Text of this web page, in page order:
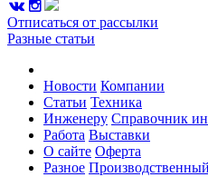
Отписаться от рассылки
Разные статьи
Новости Компании
Статьи Техника
Инженеру Справочник
Работа Выставки
О сайте Оферта
Разное